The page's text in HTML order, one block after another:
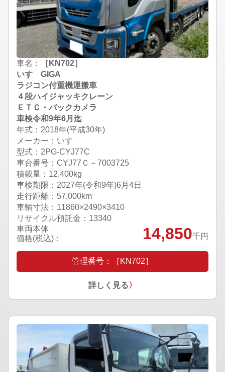
車名：
［KN702］
いすゞGIGA
ラジコン付重機運搬車
４段ハイジャッキクレーン
ＥＴＣ・バックカメラ
車検令和9年6月迄
年式：2018年(平成30年)
メーカー：いすゞ
型式：2PG-CYJ77C
車台番号：CYJ77Ｃ－7003725
積載量：12,400kg
車検期限： 2027年(令和9年)6月4日
走行距離：57,000km
車輌寸法：11860×2490×3410
リサイクル預託金：13340
車両本体
価格(税込)：
14,850千円
管理番号：［KN702］
詳しく見る〉